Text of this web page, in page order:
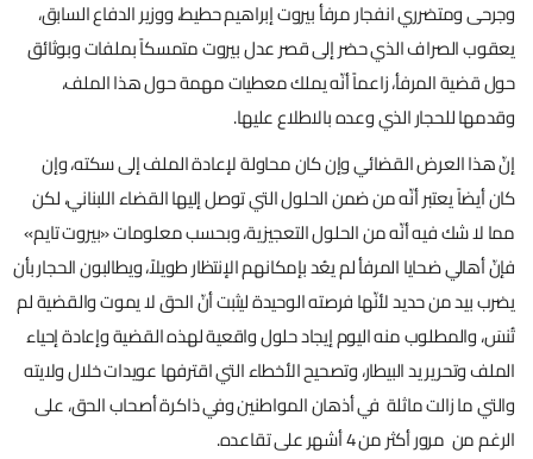
وجرحى ومتضرري انفجار مرفأ بيروت إبراهيم حطيط، ووزير الدفاع السابق،
يعقوب الصراف الذي حضر إلى قصر عدل بيروت متمسكاً بملفات وبوثائق
حول قضية المرفأ، زاعماً أنّه يملك معطيات مهمة حول هذا الملف،
وقدمها للحجار الذي وعده بالاطلاع عليها.
إنّ هذا العرض القضائي وإن كان محاولة لإعادة الملف إلى سكته، وإن
كان أيضاً يعتبر أنّه من ضمن الحلول التي توصل إليها القضاء اللبناني، لكن
مما لا شك فيه أنّه من الحلول التعجيزية، وبحسب معلومات «بيروت تايم»
فإنّ أهالي ضحايا المرفأ لم يعُد بإمكانهم الإنتظار طويلاً، ويطالبون الحجار بأن
يضرب بيد من حديد لأنّها فرصته الوحيدة ليثبت أنّ الحق لا يموت والقضية لم
تُنسَ، والمطلوب منه اليوم إيجاد حلول واقعية لهذه القضية وإعادة إحياء
الملف وتحرير يد البيطار، وتصحيح الأخطاء التي اقترفها عويدات خلال ولايته
والتي ما زالت ماثلة في أذهان المواطنين وفي ذاكرة أصحاب الحق، على
الرغم من مرور أكثر من 4 أشهر على تقاعده.